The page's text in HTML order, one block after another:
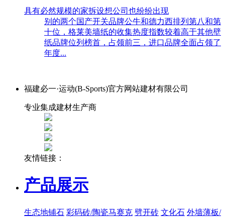
具有必然规模的家拆设想公司也纷纷出现
别的两个国产开关品牌公牛和德力西排列第八和第
十位，格莱美墙纸的收集热度指数较着高于其他壁
纸品牌位列榜首，占领前三，进口品牌全面占领了
年度...
福建必一·运动(B-Sports)官方网站建材有限公司
专业集成建材生产商
友情链接：
产品展示
生态地铺石 彩码砖/陶瓷马赛克 劈开砖 文化石 外墙薄板/